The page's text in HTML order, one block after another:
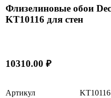
Флизелиновые обои
KT10116 для стен
10310.00 ₽
Артикул KT10116